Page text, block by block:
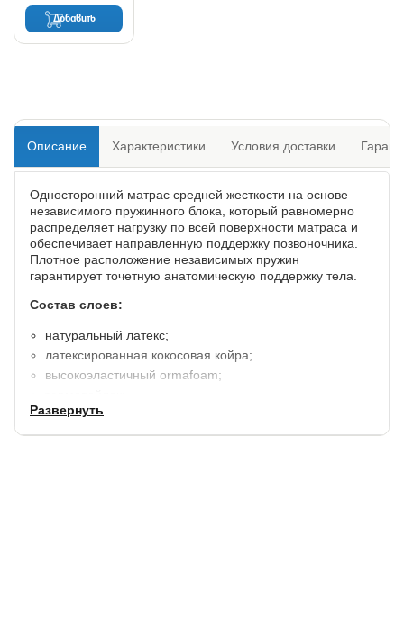
Добавить
Описание Характеристики Условия доставки
Односторонний матрас средней жесткости на основе
независимого пружинного блока, который равномерно
распределяет нагрузку по всей поверхности матраса и
обеспечивает направленную поддержку позвоночника.
Плотное расположение независимых пружин
гарантирует точетную анатомическую поддержку тела.
Состав слоев:
натуральный латекс;
латексированная кокосовая койра;
высокоэластичный ormafoam;
пружинный блок системы "4D Matrix" (310 пружин на
м2). Пружины смещены максимально близко друг к
Развернуть